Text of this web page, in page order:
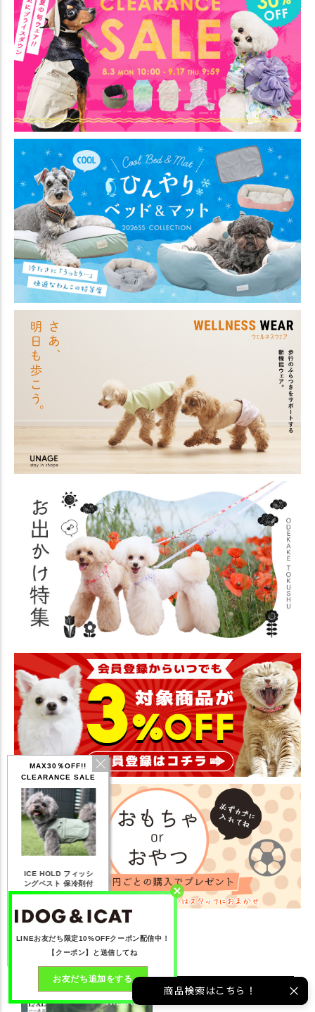
MAX30％OFF!!
CLEARANCE SALE
IDOG ICE HOLD ネ
ッククーラー 保冷剤
付
円(税込み)
詳しく見る
テックタンク 遮熱
UVカット
【20％OFF】2,200
詳しく見る
リフレッシングバンダ
ナ
【20％OFF】1,144
最近チェックした商品
LINEお友だち限定10%OFFクーポン配信中！
【クーポン】と送信してね
お友だち追加をする
商品検索はこちら！